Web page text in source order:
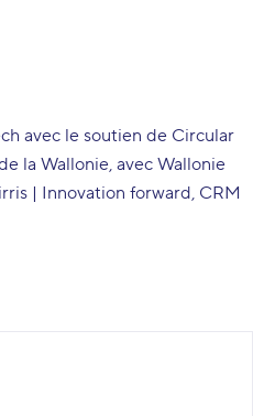
avec le soutien de Circular
la Wallonie, avec Wallonie
| Innovation forward, CRM